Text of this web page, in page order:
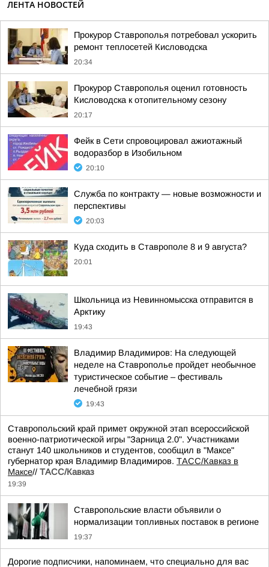
ЛЕНТА НОВОСТЕЙ
Прокурор Ставрополья потребовал ускорить
ремонт теплосетей Кисловодска
20:34
Прокурор Ставрополья оценил готовность
Кисловодска к отопительному сезону
20:17
Фейк в Сети спровоцировал ажиотажный
водоразбор в Изобильном
20:10
Служба по контракту — новые возможности и
перспективы
20:03
Куда сходить в Ставрополе 8 и 9 августа?
20:01
Школьница из Невинномысска отправится в
Арктику
19:43
Владимир Владимиров: На следующей
неделе на Ставрополье пройдет необычное
туристическое событие – фестиваль
лечебной грязи
19:43
Ставропольский край примет окружной этап всероссийской
военно-патриотической игры "Зарница 2.0". Участниками
станут 140 школьников и студентов, сообщил в "Максе"
губернатор края Владимир Владимиров. ТАСС/Кавказ в
Максе// ТАСС/Кавказ
19:39
Ставропольские власти объявили о
нормализации топливных поставок в регионе
19:37
Дорогие подписчики, напоминаем, что специально для вас